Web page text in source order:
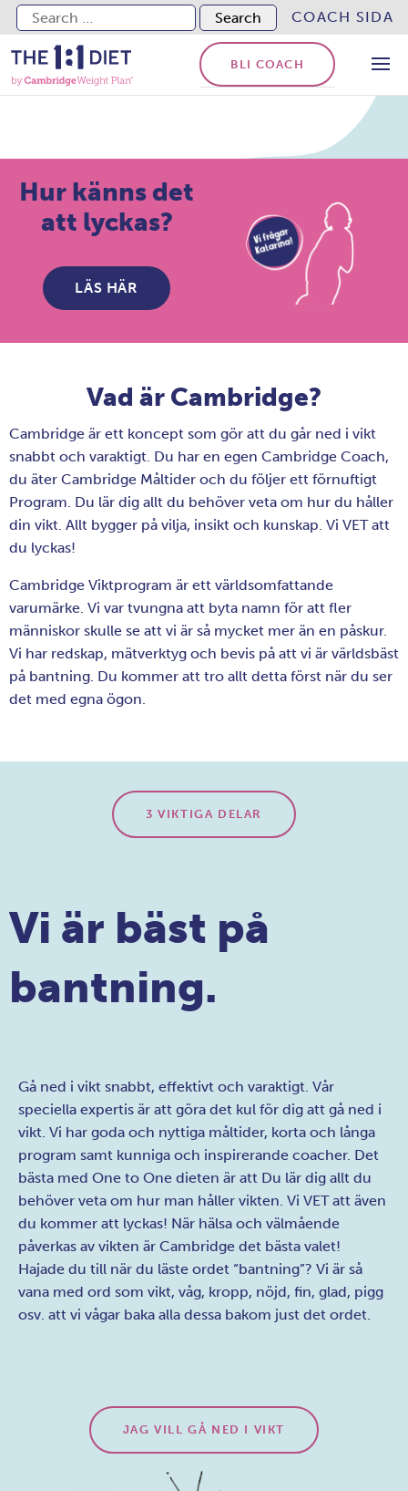
Search for: COACH SIDA
BLI COACH
Börja din
BANTNING här
vetenskapligt bevisad diet
som passar din livsstil, är
SE VÅRA
PROGRAM
Vad är Cambridge?
Cambridge är ett koncept som gör att du går ned i vikt
snabbt och varaktigt. Du har en egen Cambridge Coach,
du äter Cambridge Måltider och du följer ett förnuftigt
Program. Du lär dig allt du behöver veta om hur du håller
din vikt. Allt bygger på vilja, insikt och kunskap. Vi VET att
du lyckas!
Cambridge Viktprogram är ett världsomfattande
på bantning. Du kommer att tro allt detta först när du ser
det med egna ögon.
3 VIKTIGA DELAR
bantning.
Gå ned i vikt snabbt, effektivt och varaktigt. Vår
speciella expertis är att göra det kul för dig att gå ned i
vikt. Vi har goda och nyttiga måltider, korta och långa
program samt kunniga och inspirerande coacher. Det
bästa med One to One dieten är att Du lär dig allt du
behöver veta om hur man håller vikten. Vi VET att även
vana med ord som vikt, våg, kropp, nöjd, fin, glad, pigg
osv. att vi vågar baka alla dessa bakom just det ordet.